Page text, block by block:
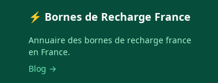
⚡ Bornes de Recharge France
Annuaire des bornes de recharge france
en France.
Blog →